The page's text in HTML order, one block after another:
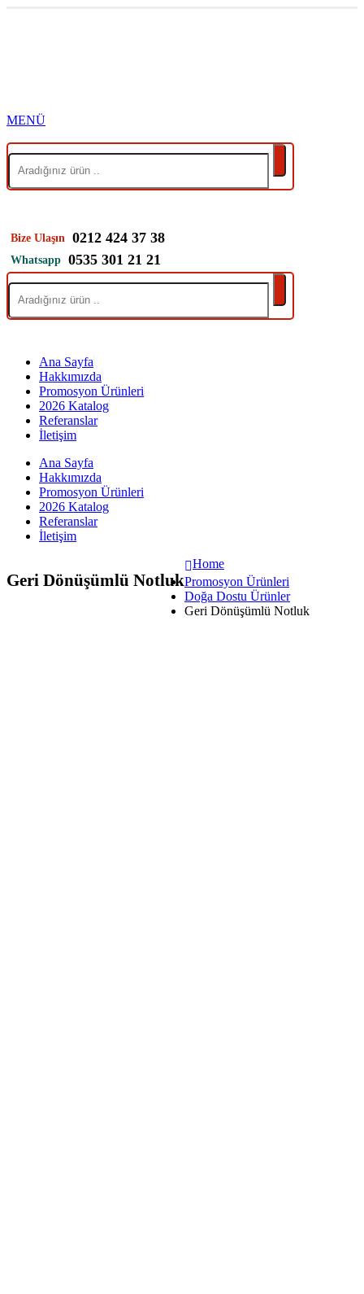
Bize Ulaşın 0212 424 37 38
Whatsapp 0535 301 21 21
Ana Sayfa
Hakkımızda
Promosyon Ürünleri
2026 Katalog
Referanslar
İletişim
Ana Sayfa
Hakkımızda
Promosyon Ürünleri
2026 Katalog
Referanslar
İletişim
Geri Dönüşümlü Notluk
Home
Promosyon Ürünleri
Doğa Dostu Ürünler
Geri Dönüşümlü Notluk